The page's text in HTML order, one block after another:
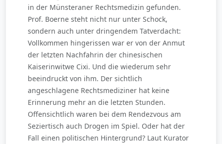
in der Münsteraner Rechtsmedizin gefunden.
Prof. Boerne steht nicht nur unter Schock,
sondern auch unter dringendem Tatverdacht:
Vollkommen hingerissen war er von der Anmut
der letzten Nachfahrin der chinesischen
Kaiserinwitwe Cixi. Und die wiederum sehr
beeindruckt von ihm. Der sichtlich
angeschlagene Rechtsmediziner hat keine
Erinnerung mehr an die letzten Stunden.
Offensichtlich waren bei dem Rendezvous am
Seziertisch auch Drogen im Spiel. Oder hat der
Fall einen politischen Hintergrund? Laut Kurator